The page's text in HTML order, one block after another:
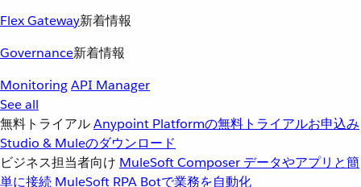
Flex Gateway新着情報
Governance新着情報
MonitoringAPI Manager
See all
無料トライアルAnypoint Platformの無料トライアルお申込み
Studio & Muleのダウンロード
ビジネス担当者向け MuleSoft Composer データやアプリと簡
単に接続 MuleSoft RPA Botで業務を自動化